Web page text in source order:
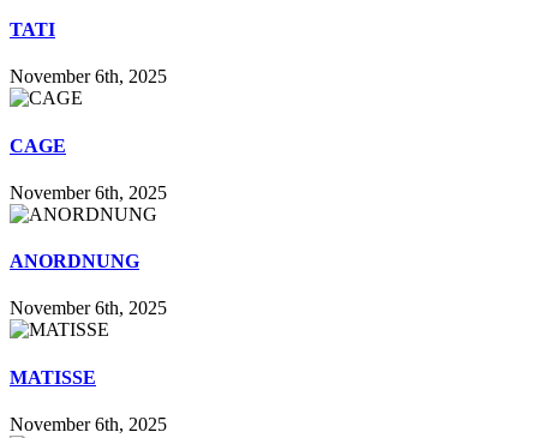
TATI
November 6th, 2025
CAGE
November 6th, 2025
ANORDNUNG
November 6th, 2025
MATISSE
November 6th, 2025